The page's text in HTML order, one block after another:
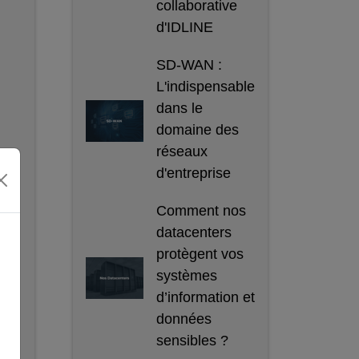
collaborative
d'IDLINE
SD-WAN :
L'indispensable
dans le
domaine des
réseaux
d'entreprise
Comment nos
datacenters
protègent vos
systèmes
d’information et
données
sensibles ?